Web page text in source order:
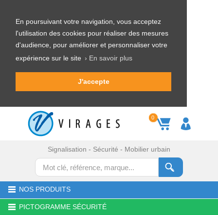
En poursuivant votre navigation, vous acceptez
l'utilisation des cookies pour réaliser des mesures
d'audience, pour améliorer et personnaliser votre
expérience sur le site › En savoir plus
J'accepte
0
Signalisation - Sécurité - Mobilier urbain
NOS PRODUITS
PICTOGRAMME SÉCURITÉ